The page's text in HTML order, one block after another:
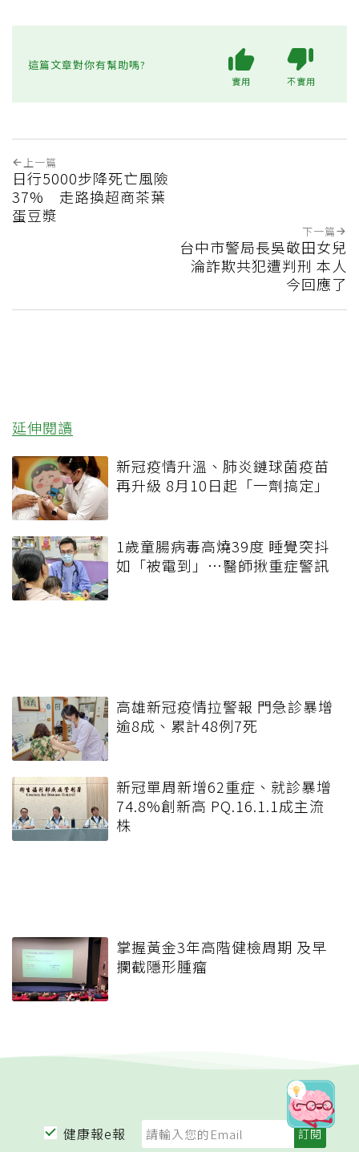
這篇文章對你有幫助嗎?
實用 不實用
上一篇
日行5000步降死亡風險
37% 走路換超商茶葉
蛋豆漿
下一篇
台中市警局長吳敬田女兒
淪詐欺共犯遭判刑 本人
今回應了
延伸閱讀
新冠疫情升溫、肺炎鏈球菌疫苗
再升級 8月10日起「一劑搞定」
1歲童腸病毒高燒39度 睡覺突抖
如「被電到」…醫師揪重症警訊
高雄新冠疫情拉警報 門急診暴增
逾8成、累計48例7死
新冠單周新增62重症、就診暴增
74.8%創新高 PQ.16.1.1成主流
株
掌握黃金3年高階健檢周期 及早
攔截隱形腫瘤
健康報e報